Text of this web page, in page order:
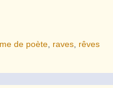
de poète raves rêves